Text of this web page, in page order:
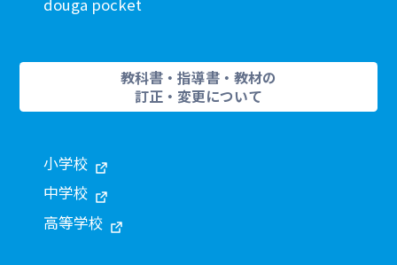
教科書・指導書・教材の
訂正・変更について
小学校
中学校
高等学校